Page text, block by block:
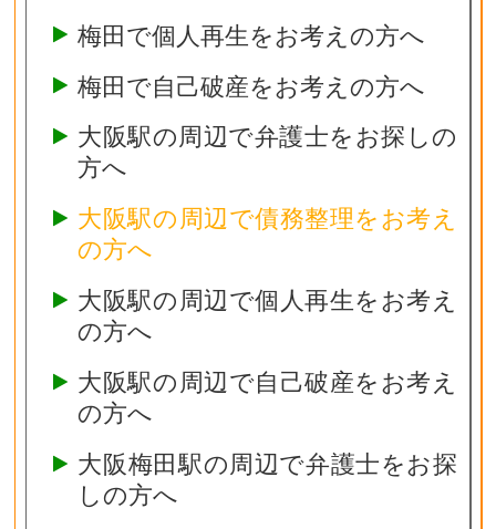
梅田で個人再生をお考えの方へ
梅田で自己破産をお考えの方へ
大阪駅の周辺で弁護士をお探しの
方へ
大阪駅の周辺で債務整理をお考え
の方へ
大阪駅の周辺で個人再生をお考え
の方へ
大阪駅の周辺で自己破産をお考え
の方へ
大阪梅田駅の周辺で弁護士をお探
しの方へ